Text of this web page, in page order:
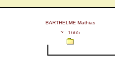
BARTHELME Mathias
? - 1665